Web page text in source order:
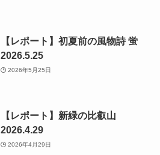
【レポート】初夏前の風物詩 蛍
2026.5.25
2026年5月25日
【レポート】新緑の比叡山
2026.4.29
2026年4月29日